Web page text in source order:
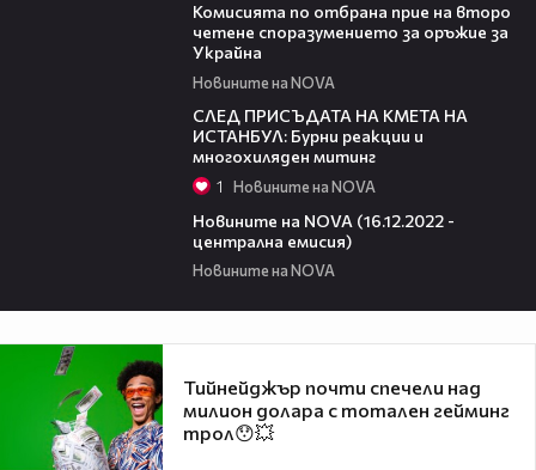
Комисията по отбрана прие на второ
четене споразумението за оръжие за
Украйна
Новините на NOVA
СЛЕД ПРИСЪДАТА НА КМЕТА НА
ИСТАНБУЛ: Бурни реакции и
многохиляден митинг
1 Новините на NOVA
Новините на NOVA (16.12.2022 -
централна емисия)
Новините на NOVA
Тийнейджър почти спечели над
милион долара с тотален гейминг
трол😯💥